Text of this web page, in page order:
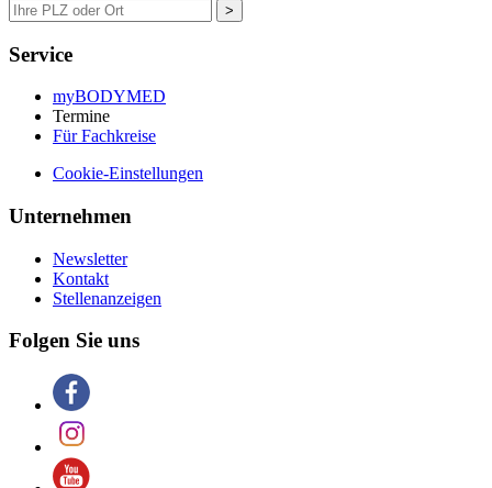
>
Service
myBODYMED
Termine
Für Fachkreise
Cookie-Einstellungen
Unternehmen
Newsletter
Kontakt
Stellenanzeigen
Folgen Sie uns